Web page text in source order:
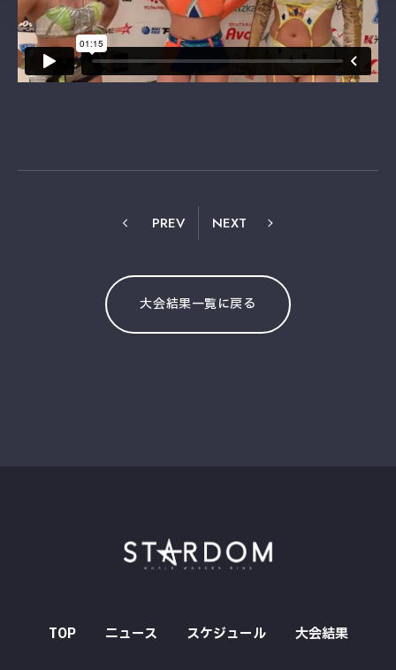
PREV NEXT
大会結果一覧に戻る
TOP ニュース スケジュール 大会結果